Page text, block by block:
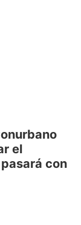
el
con